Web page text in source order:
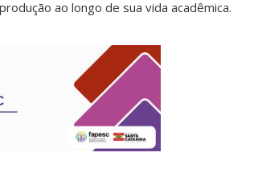
ao longo de sua vida acadêmica.